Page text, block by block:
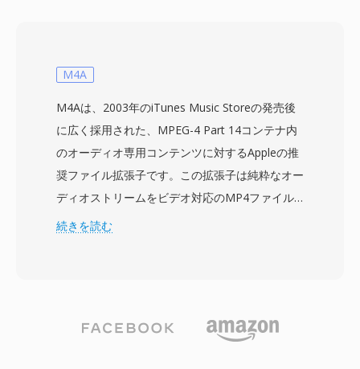
細な空間ディテールと低レベルのダイナミクスを
クトル量子化を組み合わせてオーディオをエンコ
ードし、知覚的に豊かなサウンドフィールドを生
成します。拡張バリアントのDTS-HD Master
Audioは、24ビット/192 kHzまでのビットパーフ
ェクトな精度のためのロスレス拡張レイヤーを追
加します。主な強みには、AVレシーバー、ゲー
エラー隠蔽が含まれます。物理メディアやハイエ
ンドストリーミング向けのサラウンドサウンドコ
M4A
M4Aは、2003年のiTunes Music Storeの発売後
に広く採用された、MPEG-4 Part 14コンテナ内
のオーディオ専用コンテンツに対するAppleの推
奨ファイル拡張子です。この拡張子は純粋なオー
ディオストリームをビデオ対応のMP4ファイル
と区別し、ビデオトラックが存在しないことをプ
ードも同じ拡張子を使用します。AACエンコード
続きを読む